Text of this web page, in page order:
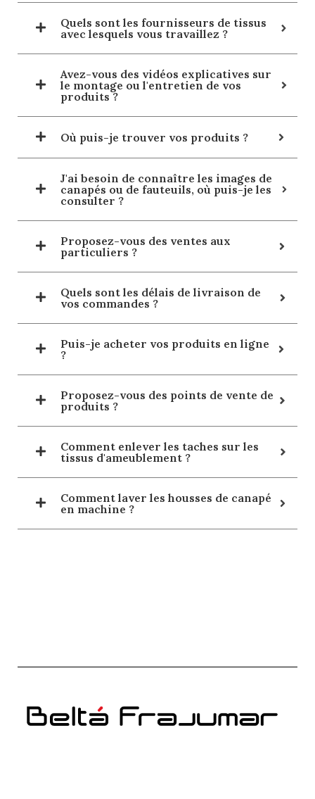
Quels sont les fournisseurs de tissus
avec lesquels vous travaillez ?
Avez-vous des vidéos explicatives sur
le montage ou l'entretien de vos
produits ?
Où puis-je trouver vos produits ?
J'ai besoin de connaître les images de
canapés ou de fauteuils, où puis-je les
consulter ?
Proposez-vous des ventes aux
particuliers ?
Quels sont les délais de livraison de
vos commandes ?
Puis-je acheter vos produits en ligne
?
Proposez-vous des points de vente de
produits ?
Comment enlever les taches sur les
tissus d'ameublement ?
Comment laver les housses de canapé
en machine ?